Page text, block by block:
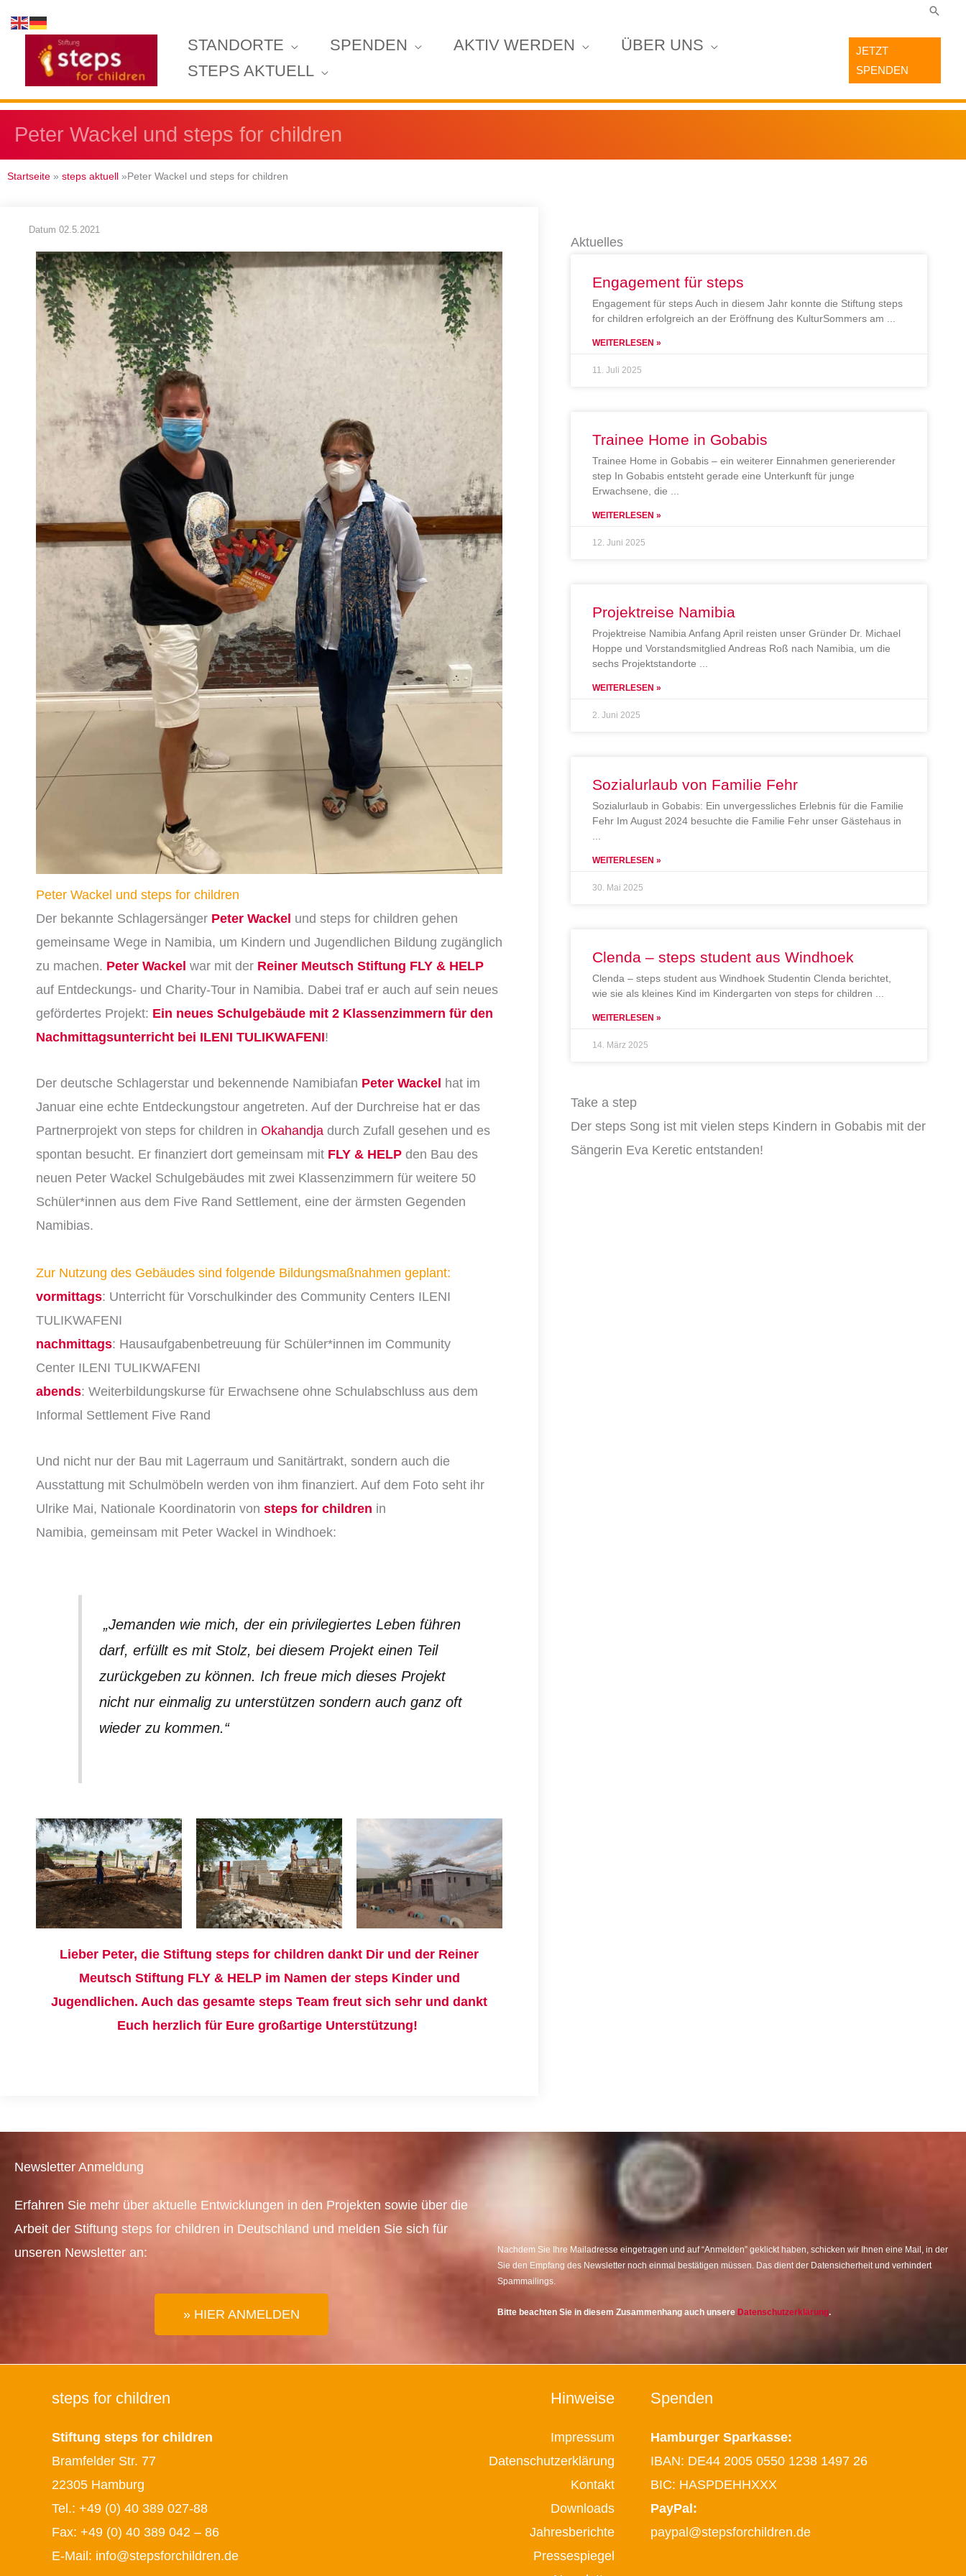
Inhalt
springen
STANDORTE SPENDEN AKTIV WERDEN
ÜBER UNS
STEPS AKTUELL
JETZT
SPENDEN
Peter Wackel und steps for children
Startseite » steps aktuell »Peter Wackel und steps for children
Datum 02.5.2021
Peter Wackel und steps for children
Der bekannte Schlagersänger Peter Wackel und steps for children gehen
gemeinsame Wege in Namibia, um Kindern und Jugendlichen Bildung zugänglich
zu machen. Peter Wackel war mit der Reiner Meutsch Stiftung FLY & HELP
auf Entdeckungs- und Charity-Tour in Namibia. Dabei traf er auch auf sein neues
gefördertes Projekt: Ein neues Schulgebäude mit 2 Klassenzimmern für den
Nachmittagsunterricht bei ILENI TULIKWAFENI!
Der deutsche Schlagerstar und bekennende Namibiafan Peter Wackel
hat im
Januar eine echte Entdeckungstour angetreten. Auf der Durchreise hat er das
Partnerprojekt von steps for children in Okahandja durch Zufall gesehen und es
spontan besucht. Er finanziert dort gemeinsam mit FLY & HELP den Bau des
neuen Peter Wackel Schulgebäudes mit zwei Klassenzimmern für weitere 50
Schüler*innen aus dem Five Rand Settlement, eine der ärmsten Gegenden
Namibias.
Zur Nutzung des Gebäudes sind folgende Bildungsmaßnahmen geplant:
vormittags: Unterricht für Vorschulkinder des Community Centers ILENI
TULIKWAFENI
nachmittags: Hausaufgabenbetreuung für Schüler*innen im Community
Center ILENI TULIKWAFENI
abends: Weiterbildungskurse für Erwachsene ohne Schulabschluss aus dem
Informal Settlement Five Rand
Und nicht nur der Bau mit Lagerraum und Sanitärtrakt, sondern auch die
Ausstattung mit Schulmöbeln werden von ihm finanziert. Auf dem Foto seht ihr
Ulrike Mai, Nationale Koordinatorin von steps for children in
Namibia, gemeinsam mit Peter Wackel in Windhoek:
„Jemanden wie mich, der ein privilegiertes Leben führen
darf, erfüllt es mit Stolz, bei diesem Projekt einen Teil
zurückgeben zu können. Ich freue mich dieses Projekt
nicht nur einmalig zu unterstützen sondern auch ganz oft
wieder zu kommen.“
Lieber Peter, die Stiftung steps for children dankt Dir und der Reiner
Meutsch Stiftung FLY & HELPim Namen der steps Kinder und
Jugendlichen. Auch das gesamte steps Team freut sich sehr und dankt
Euch herzlich für Eure großartige Unterstützung!
Aktuelles
Engagement für steps
Engagement für steps Auch in diesem Jahr konnte die Stiftung steps
for children erfolgreich an der Eröffnung des KulturSommers am
WEITERLESEN »
11. Juli 2025
Trainee Home in Gobabis
Trainee Home in Gobabis – ein weiterer Einnahmen generierender
step In Gobabis entsteht gerade eine Unterkunft für junge
Erwachsene, die
WEITERLESEN »
12. Juni 2025
Projektreise Namibia
Projektreise Namibia Anfang April reisten unser Gründer Dr. Michael
Hoppe und Vorstandsmitglied Andreas Roß nach Namibia, um die
sechs Projektstandorte
WEITERLESEN »
2. Juni 2025
Sozialurlaub von Familie Fehr
Sozialurlaub in Gobabis: Ein unvergessliches Erlebnis für die Familie
Fehr Im August 2024 besuchte die Familie Fehr unser Gästehaus in
WEITERLESEN »
30. Mai 2025
Clenda – steps student aus Windhoek
Clenda – steps student aus Windhoek Studentin Clenda berichtet,
wie sie als kleines Kind im Kindergarten von steps for children
WEITERLESEN »
14. März 2025
Take a step
Der steps Song ist mit vielen steps Kindern in Gobabis mit der
Sängerin Eva Keretic entstanden!
Newsletter Anmeldung
Erfahren Sie mehr über aktuelle Entwicklungen in den Projekten sowie über die
Arbeit der Stiftung steps for children in Deutschland und melden Sie sich für
unseren Newsletter an:
» HIER ANMELDEN
Nachdem Sie Ihre Mailadresse eingetragen und auf “Anmelden” geklickt haben, schicken wir Ihnen eine Mail, in der
Sie den Empfang des Newsletter noch einmal bestätigen müssen. Das dient der Datensicherheit und verhindert
Spammailings.
Bitte beachten Sie in diesem Zusammenhang auch unsere Datenschutzerklärung.
steps for children
Stiftung steps for children
Bramfelder Str. 77
22305 Hamburg
Tel.: +49 (0) 40 389 027-88
Fax: +49 (0) 40 389 042 – 86
E-Mail: info@stepsforchildren.de
Hinweise
Impressum
Datenschutzerklärung
Kontakt
Downloads
Jahresberichte
Pressespiegel
Spenden
Hamburger Sparkasse:
IBAN: DE44 2005 0550 1238 1497 26
BIC: HASPDEHHXXX
PayPal:
paypal@stepsforchildren.de